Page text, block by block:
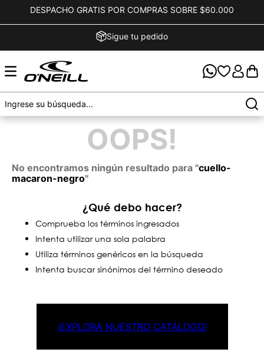
DESPACHO GRATIS POR COMPRAS SOBRE $60.000
Sigue tu pedido
OOPS!
No encontramos ningún resultado para "cuello-
macaron-negro"
¿Qué debo hacer?
Comprueba los términos ingresados
Intenta utilizar una sola palabra
Utiliza términos genéricos en la búsqueda
Intenta buscar sinónimos del término deseado
¡EXPLORA NUESTRO CATÁLOGO!